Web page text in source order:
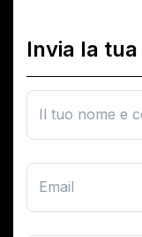
Invia la
Il tuo nome e
Email